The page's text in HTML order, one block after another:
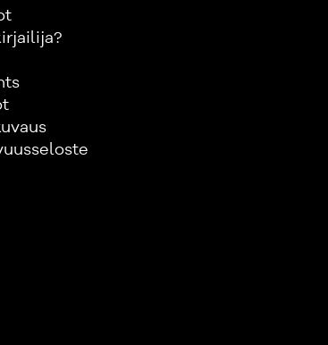
lukijalleen arvokkaita
työkaluja, joiden avulla
osa kestävää kehitystä
varmistamista.